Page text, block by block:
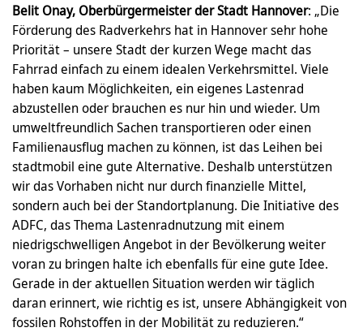
Belit Onay, Oberbürgermeister der Stadt Hannover: „Die
Förderung des Radverkehrs hat in Hannover sehr hohe
Priorität – unsere Stadt der kurzen Wege macht das
Fahrrad einfach zu einem idealen Verkehrsmittel. Viele
haben kaum Möglichkeiten, ein eigenes Lastenrad
abzustellen oder brauchen es nur hin und wieder. Um
umweltfreundlich Sachen transportieren oder einen
Familienausflug machen zu können, ist das Leihen bei
stadtmobil eine gute Alternative. Deshalb unterstützen
wir das Vorhaben nicht nur durch finanzielle Mittel,
sondern auch bei der Standortplanung. Die Initiative des
ADFC, das Thema Lastenradnutzung mit einem
niedrigschwelligen Angebot in der Bevölkerung weiter
voran zu bringen halte ich ebenfalls für eine gute Idee.
Gerade in der aktuellen Situation werden wir täglich
daran erinnert, wie richtig es ist, unsere Abhängigkeit von
fossilen Rohstoffen in der Mobilität zu reduzieren.“